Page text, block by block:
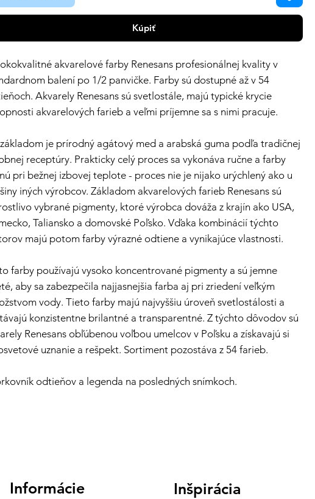
Kúpiť
akvarelové farby Renesans profesionálnej kvality v
balení po 1/2 panvičke. Farby sú dostupné až v 54
Akvarely Renesans sú svetlostále, majú typické krycie
akvarelových farieb a veľmi príjemne sa s nimi pracuje.
je prírodný agátový med a arabská guma podľa tradičnej
receptúry. Prakticky celý proces sa vykonáva ručne a farby
pri bežnej izbovej teplote - proces nie je nijako urýchlený ako u
iných výrobcov. Základom akvarelových farieb Renesans sú
vybrané pigmenty, ktoré výrobca dováža z krajín ako USA,
Taliansko a domovské Poľsko. Vďaka kombinácií týchto
majú potom farby výrazné odtiene a vynikajúce vlastnosti.
farby používajú vysoko koncentrované pigmenty a sú jemne
aby sa zabezpečila najjasnejšia farba aj pri zriedení veľkým
vody. Tieto farby majú najvyššiu úroveň svetlostálosti a
konzistentne brilantné a transparentné. Z týchto dôvodov sú
Renesans obľúbenou voľbou umelcov v Poľsku a získavajú si
uznanie a rešpekt. Sortiment pozostáva z 54 farieb.
odtieňov a legenda na posledných snímkoch.
Informácie Inšpirácia